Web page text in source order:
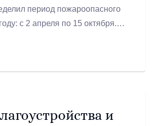
период пожароопасного
с 2 апреля по 15 октября.
правительства 20 марта.
и